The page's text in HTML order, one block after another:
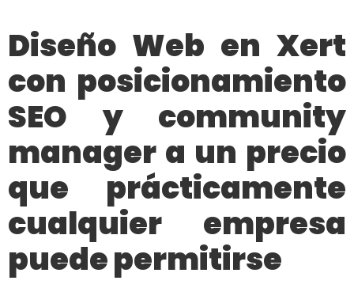
Diseño Web en Xert
con posicionamiento
SEO y community
manager a un precio
que prácticamente
cualquier empresa
puede permitirse